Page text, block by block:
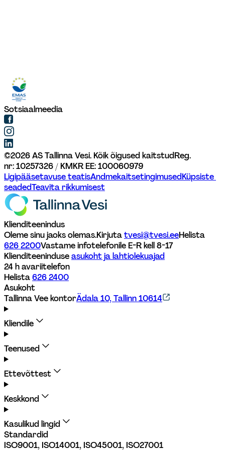
Sotsiaalmeedia
©2026AS Tallinna Vesi. Kõik õigused kaitstudReg.
nr: 10257326 / KMKR EE: 100060979
Ligipääsetavuse teatisAndmekaitsetingimusedKüpsiste
seadedTeavita rikkumisest
Klienditeenindus
Oleme sinu jaoks olemas.Kirjuta tvesi@tvesi.eeHelista
626 2200Vastame infotelefonile E-R kell 8-17
Klienditeeninduse asukoht ja lahtiolekuajad
24 h avariitelefon
Helista 626 2400
Asukoht
Tallinna Vee kontorÄdala 10, Tallinn 10614
Kliendile
Teenused
Ettevõttest
Keskkond
Kasulikud lingid
Standardid
ISO9001, ISO14001, ISO45001, ISO27001